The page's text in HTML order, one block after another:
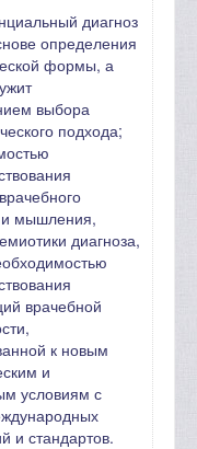
диагноз
определения
формы, а
выбора
подхода;
и мышления,
диагноза,
врачебной
к новым
и
условиям с
и стандартов.